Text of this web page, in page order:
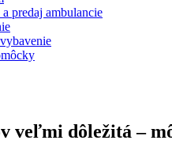
predaj ambulancie
veľmi dôležitá –